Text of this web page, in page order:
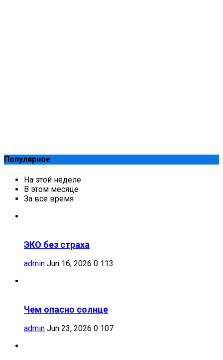
Популярное
На этой неделе
В этом месяце
За все время
ЭКО без страха
admin Jun 16, 2026 0 113
Чем опасно солнце
admin Jun 23, 2026 0 107